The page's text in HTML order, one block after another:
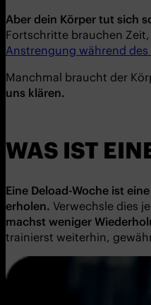
Aber dein Körper tut sich
Fortschritte brauchen
Anstrengung während
Manchmal braucht der
uns klären.
WAS IST
Eine Deload-Woche ist
erholen. Verwechsle dies
machst weniger
trainierst weiterhin,